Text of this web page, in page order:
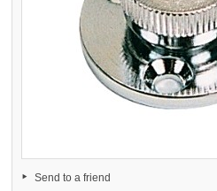
Send to a friend